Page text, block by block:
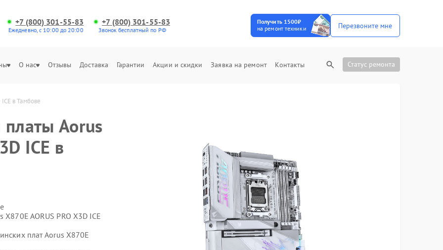
+7 (800) 301-55-83
Ежедневно, с 10:00 до 20:00
+7 (800) 301-55-83
Звонок бесплатный по РФ
Получить 1500₽
на ремонт техники
Перезвоните мне
О нас Отзывы Доставка Гарантии Акции и скидки Заявка на ремонт Контакты Статус ремонта
в Тамбове
Aorus
ICE в
AORUS PRO X3D ICE
плат Aorus X870E